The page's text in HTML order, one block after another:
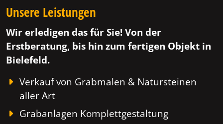
Unsere Leistungen
Wir erledigen das für Sie! Von der
Erstberatung, bis hin zum fertigen Objekt in
Bielefeld.
Verkauf von Grabmalen & Natursteinen
aller Art
Grabanlagen Komplettgestaltung